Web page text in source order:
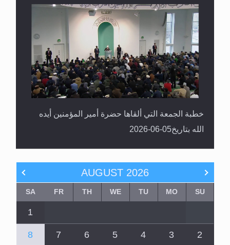
خطبة الجمعة التي ألقاها حضرة أمير المؤمنين أيده
الله بتاريخ05-06-2026
AUGUST 2026
SU
MO
TU
WE
TH
FR
SA
1
2
3
4
5
6
7
8